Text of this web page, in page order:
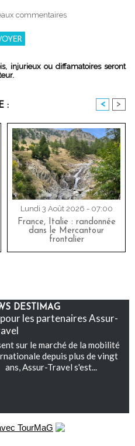
commentaires
injurieux ou diffamatoires seront
: < >
Lundi 3 Août 2026 - 07:00
France, Italie : randonnée
dans le Mercantour
frontalier
DESTIMAG
les partenaires Assur-
sur le marché de la mobilité
depuis plus de vingt
ans, Assur-Travel s'est...